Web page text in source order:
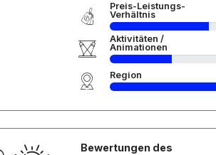
Preis-Leistungs-
Verhältnis
Aktivitäten /
Animationen
Region
Bewertungen des